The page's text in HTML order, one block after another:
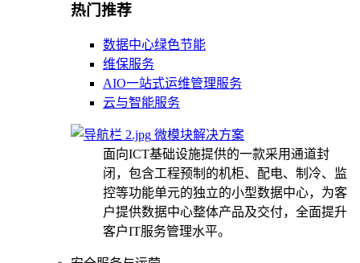
热门推荐
数据中心绿色节能
维保服务
AIO一站式运维管理服务
云与智能服务
微模块解决方案
面向ICT基础设施提供的一款采用通道封
闭，包含工程预制的机柜、配电、制冷、监
控等功能单元的独立的小型数据中心，为客
户提供数据中心整体产品及交付，全面提升
客户IT服务管理水平。